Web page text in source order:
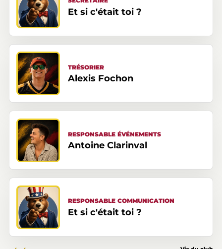
Et si c'était toi ?
TRÉSORIER
Alexis Fochon
RESPONSABLE ÉVÉNEMENTS
Antoine Clarinval
RESPONSABLE COMMUNICATION
Et si c'était toi ?